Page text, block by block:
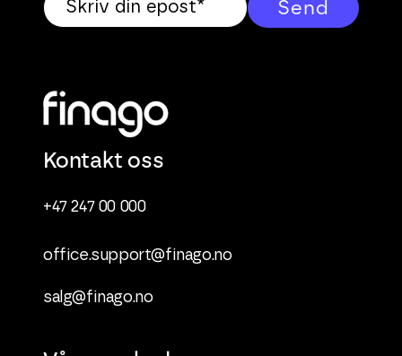
Kontakt oss
+47 247 00 000
office.support@finago.no
salg@finago.no